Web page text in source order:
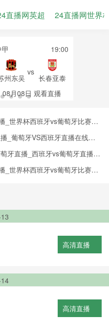
直播网英超 24直播网世界
19:00
州东吴
vs
长春亚泰
08月08日 观看直播
_世界杯西班牙vs葡萄牙比赛直
_葡萄牙VS西班牙直播在线观
牙直播_西班牙vs葡萄牙直播免
_世界杯西班牙vs葡萄牙比赛直
高清直播
高清直播